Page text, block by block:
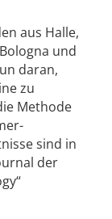
aus Halle,
und
daran,
zu
Methode
sind in
der